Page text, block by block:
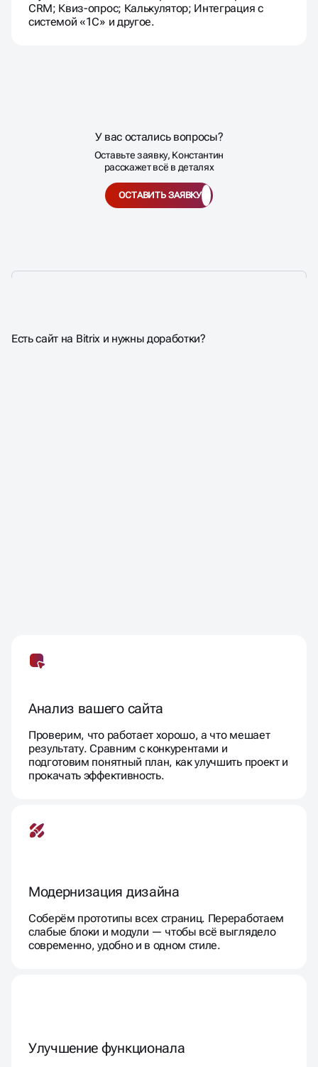
CRM; Квиз-опрос; Калькулятор; Интеграция с
системой «1С» и другое.
У вас остались вопросы?
Оставьте заявку, Конcтантин
расскажет всё в деталях
ОСТАВИТЬ ЗАЯВКУ
Есть сайт на Bitrix и нужны доработки?
МЫ ГОТОВЫВАМ ПОМОЧЬ
Анализ вашего сайта
Проверим, что работает хорошо, а что мешает
результату. Сравним с конкурентами и
подготовим понятный план, как улучшить проект и
прокачать эффективность.
Модернизация дизайна
Соберём прототипы всех страниц. Переработаем
слабые блоки и модули — чтобы всё выглядело
современно, удобно и в одном стиле.
Улучшение функционала